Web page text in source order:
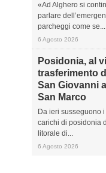
«Ad Alghero si
parlare
parcheggi come se...
6 Agosto 2026
Posidonia, al
trasferimento
San Giovanni a
San Marco
Da ieri susseguono i
carichi di posidonia
litorale di...
6 Agosto 2026